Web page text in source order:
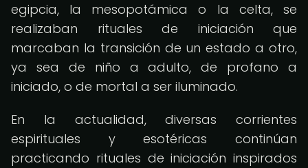
egipcia, la mesopotámica o la celta, se
realizaban rituales de iniciación que
marcaban la transición de un estado a otro,
ya sea de niño a adulto, de profano a
iniciado, o de mortal a ser iluminado.
En la actualidad, diversas corrientes
espirituales y esotéricas continúan
practicando rituales de iniciación inspirados